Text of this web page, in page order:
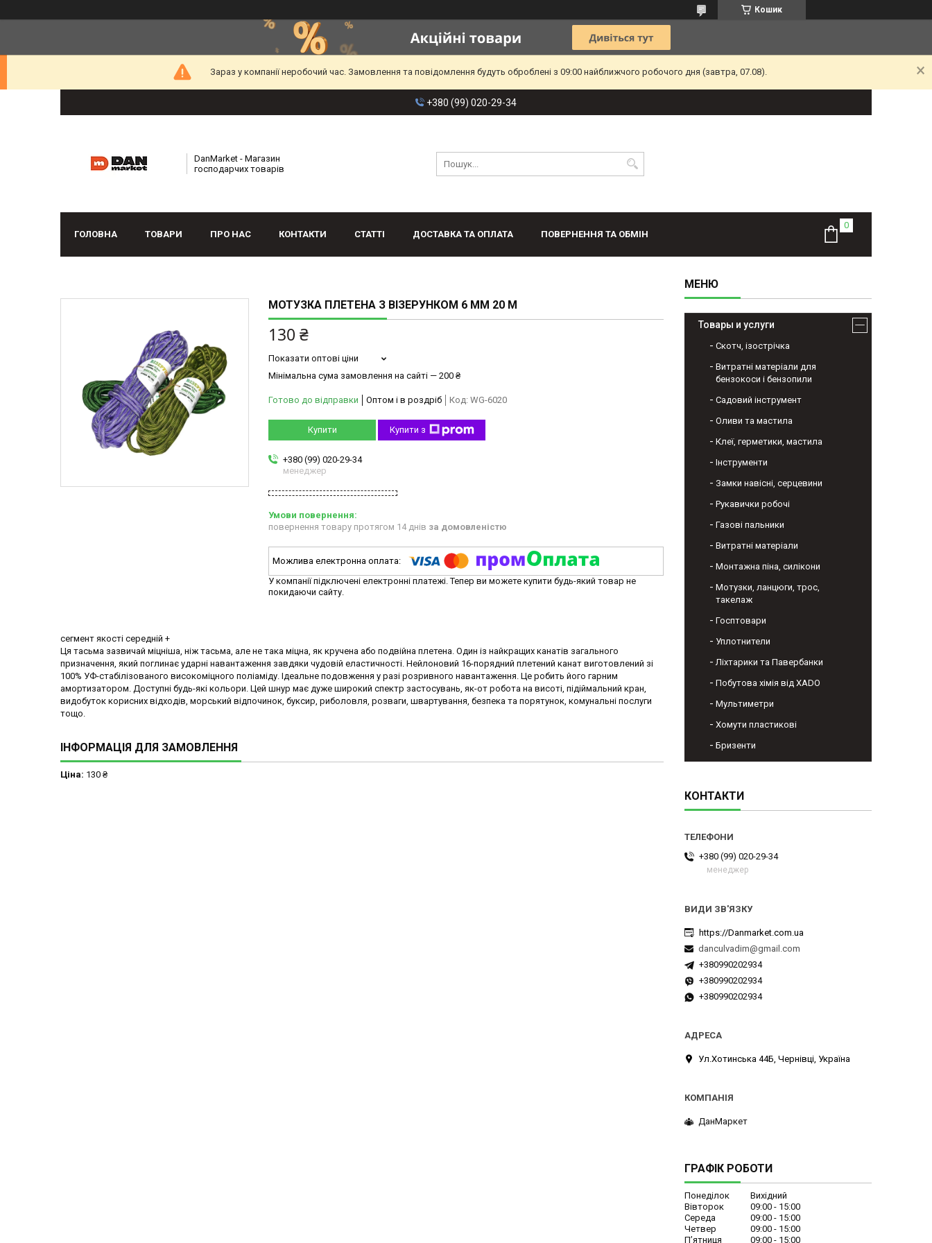
Кошик
Зараз у компанії неробочий час. Замовлення та повідомлення будуть оброблені з 09:00 найближчого робочого дня (завтра, 07.08).
+380 (99) 020-29-34
DanMarket - Магазин
господарчих товарів
ГОЛОВНА ТОВАРИ ПРО НАС КОНТАКТИ СТАТТІ ДОСТАВКА ТА ОПЛАТА ПОВЕРНЕННЯ ТА ОБМІН
МОТУЗКА ПЛЕТЕНА З ВІЗЕРУНКОМ 6 ММ 20 М
130 ₴
Показати оптові ціни
Мінімальна сума замовлення на сайті — 200 ₴
Готово до відправки Оптом і в роздріб Код: WG-6020
Купити Купити з
+380 (99) 020-29-34
менеджер
повернення товару протягом 14 днів за домовленістю
У компанії підключені електронні платежі. Тепер ви можете купити будь-який товар не
покидаючи сайту.
сегмент якості середній +
Ця тасьма зазвичай міцніша, ніж тасьма, але не така міцна, як кручена або подвійна плетена. Один із найкращих канатів загального
призначення, який поглинає ударні навантаження завдяки чудовій еластичності. Нейлоновий 16-порядний плетений канат виготовлений зі
100% УФ-стабілізованого високоміцного поліаміду. Ідеальне подовження у разі розривного навантаження. Це робить його гарним
амортизатором. Доступні будь-які кольори. Цей шнур має дуже широкий спектр застосувань, як-от робота на висоті, підіймальний кран,
видобуток корисних відходів, морський відпочинок, буксир, риболовля, розваги, швартування, безпека та порятунок, комунальні послуги
тощо.
ІНФОРМАЦІЯ ДЛЯ ЗАМОВЛЕННЯ
Ціна: 130 ₴
Товары и услуги
Скотч, ізострічка
Витратні матеріали для
бензокоси і бензопили
Садовий інструмент
Оливи та мастила
Клеї, герметики, мастила
Інструменти
Замки навісні, серцевини
Рукавички робочі
Газові пальники
Витратні матеріали
Монтажна піна, силікони
Мотузки, ланцюги, трос,
такелаж
Госптовари
Уплотнители
Ліхтарики та Павербанки
Побутова хімія від XADO
Мультиметри
Хомути пластикові
Бризенти
КОНТАКТИ
+380 (99) 020-29-34
менеджер
https://Danmarket.com.ua
danculvadim@gmail.com
+380990202934
+380990202934
+380990202934
Ул.Хотинська 44Б, Чернівці, Україна
ДанМаркет
ГРАФІК РОБОТИ
Понеділок
Вихідний
Вівторок
09:00
15:00
Середа
09:00
15:00
Четвер
09:00
15:00
Пʼятниця
09:00 15:00